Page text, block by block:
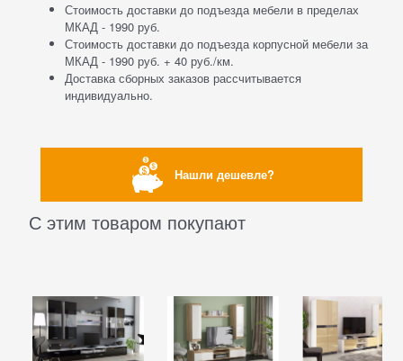
Стоимость доставки до подъезда мебели в пределах
МКАД - 1990 руб.
Стоимость доставки до подъезда корпусной мебели за
МКАД - 1990 руб. + 40 руб./км.
Доставка сборных заказов рассчитывается
индивидуально.
Нашли дешевле?
С этим товаром покупают